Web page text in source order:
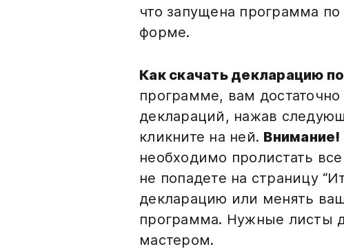
что запущена программа
форме.
Как скачать декларацию
программе, вам достаточно
деклараций, нажав
кликните на ней. Внимание!
необходимо пролистать
не попадете на страницу
декларацию или менять
программа. Нужные листы
мастером.